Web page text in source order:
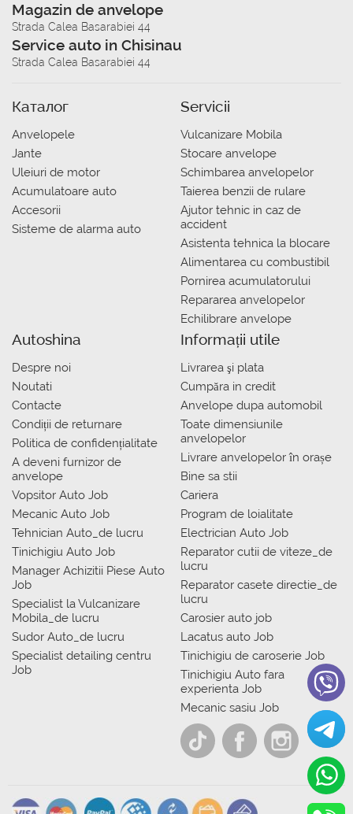
Magazin de anvelope
Strada Calea Basarabiei 44
Service auto in Chisinau
Strada Calea Basarabiei 44
Каталог
Anvelopele
Jante
Uleiuri de motor
Acumulatoare auto
Accesorii
Sisteme de alarma auto
Servicii
Vulcanizare Mobila
Stocare anvelope
Schimbarea anvelopelor
Taierea benzii de rulare
Ajutor tehnic in caz de
accident
Asistenta tehnica la blocare
Alimentarea cu combustibil
Pornirea acumulatorului
Repararea anvelopelor
Echilibrare anvelope
Autoshina
Despre noi
Noutati
Contacte
Condiții de returnare
Politica de confidențialitate
A deveni furnizor de
anvelope
Vopsitor Auto Job
Mecanic Auto Job
Tehnician Auto_de lucru
Tinichigiu Auto Job
Manager Achizitii Piese Auto
Job
Specialist la Vulcanizare
Mobila_de lucru
Sudor Auto_de lucru
Specialist detailing centru
Job
Informații utile
Livrarea şi plata
Сumpăra in credit
Anvelope dupa automobil
Toate dimensiunile
anvelopelor
Livrare anvelopelor în orașe
Bine sa stii
Cariera
Program de loialitate
Electrician Auto Job
Reparator cutii de viteze_de
lucru
Reparator casete directie_de
lucru
Carosier auto job
Lacatus auto Job
Tinichigiu de caroserie Job
Tinichigiu Auto fara
experienta Job
Mecanic sasiu Job